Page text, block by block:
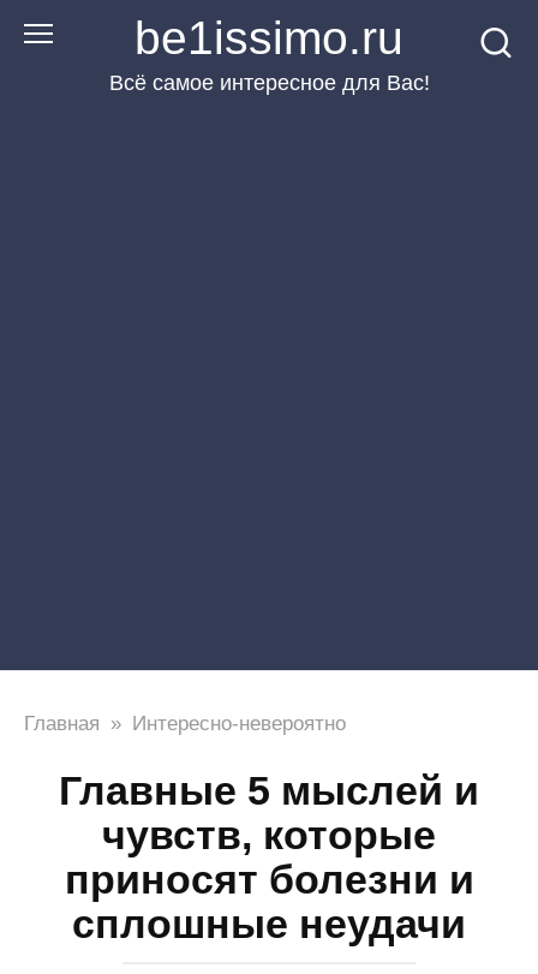
Перейти
be1issimo.ru
Всё самое интересное для Вас!
Главная » Интересно-невероятно
Главные 5 мыслей и
чувств, которые
приносят болезни и
сплошные неудачи